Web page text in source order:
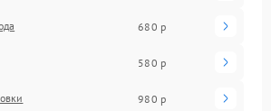
680 р
580 р
980 р